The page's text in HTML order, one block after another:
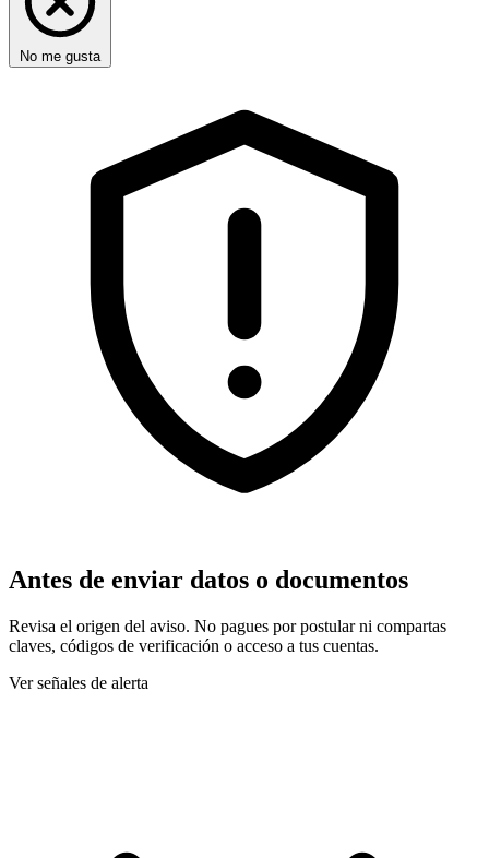
No me gusta
Antes de enviar datos o documentos
Revisa el origen del aviso. No pagues por postular ni compartas
claves, códigos de verificación o acceso a tus cuentas.
Ver señales de alerta